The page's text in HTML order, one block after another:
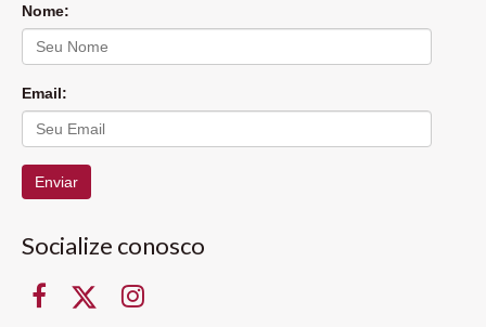
Nome:
Email:
Enviar
Socialize conosco